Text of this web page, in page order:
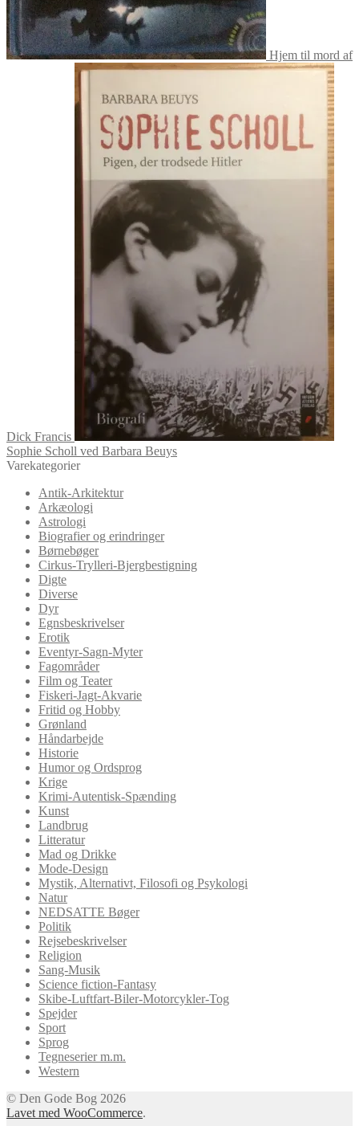
Hjem til mord af
Dick Francis
Sophie Scholl ved Barbara Beuys
Varekategorier
Antik-Arkitektur
Arkæologi
Astrologi
Biografier og erindringer
Børnebøger
Cirkus-Trylleri-Bjergbestigning
Digte
Diverse
Dyr
Egnsbeskrivelser
Erotik
Eventyr-Sagn-Myter
Fagområder
Film og Teater
Fiskeri-Jagt-Akvarie
Fritid og Hobby
Grønland
Håndarbejde
Historie
Humor og Ordsprog
Krige
Krimi-Autentisk-Spænding
Kunst
Landbrug
Litteratur
Mad og Drikke
Mode-Design
Mystik, Alternativt, Filosofi og Psykologi
Natur
NEDSATTE Bøger
Politik
Rejsebeskrivelser
Religion
Sang-Musik
Science fiction-Fantasy
Skibe-Luftfart-Biler-Motorcykler-Tog
Spejder
Sport
Sprog
Tegneserier m.m.
Western
© Den Gode Bog 2026
Lavet med WooCommerce.